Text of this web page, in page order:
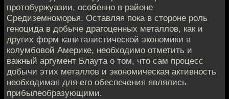
протобуржуазии, особенно в районе
Средиземноморья. Оставляя пока в стороне роль
геноцида в добыче драгоценных металлов, как и
других форм капиталистической экономики в
колумбовой Америке, необходимо отметить и
важный аргумент Блаута о том, что сам процесс
добычи этих металлов и экономическая активность
необходимая для его обеспечения являлись
прибылеобразующими.